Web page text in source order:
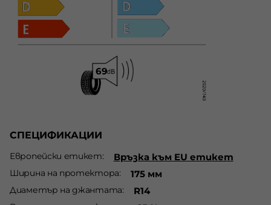
СПЕЦИФИКАЦИИ
Европейски етикет Връзка към EU етикет
Ширина на протектора 175 мм
Диаметър на джантата R14